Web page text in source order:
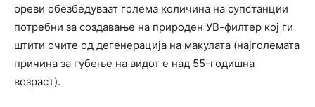
ореви обезбедуваат голема количина на супстанции
потребни за создавање на природен УВ-филтер кој ги
штити очите од дегенерација на макулата (најголемата
причина за губење на видот е над 55-годишна
возраст).